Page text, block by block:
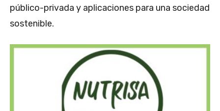
público-privada y aplicaciones para una sociedad
sostenible.